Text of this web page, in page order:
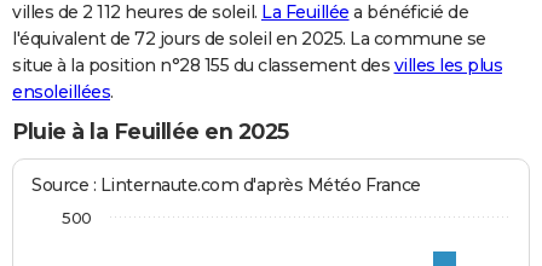
villes de 2 112 heures de soleil. La Feuillée a bénéficié de
l'équivalent de 72 jours de soleil en 2025. La commune se
situe à la position n°28 155 du classement des villes les plus
ensoleillées.
Pluie à la Feuillée en 2025
Source : Linternaute.com d'après Météo France
500